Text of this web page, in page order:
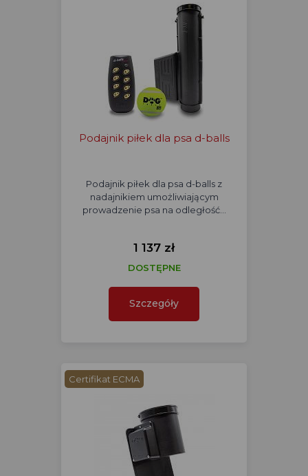
Podajnik piłek dla psa d-balls
Podajnik piłek dla psa d-balls z
nadajnikiem umożliwiającym
prowadzenie psa na odległość…
1 137 zł
DOSTĘPNE
Szczegóły
Certifikat ECMA